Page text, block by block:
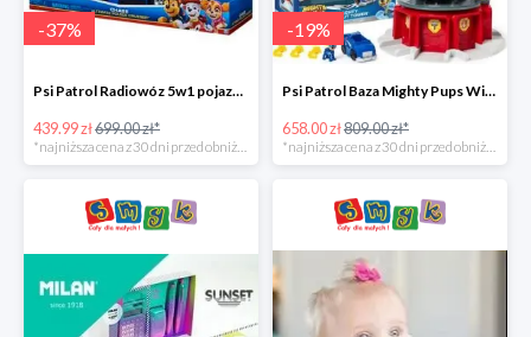
-37%
Psi Patrol Radiowóz 5w1 pojazd ratunkowy z figurką Chase'a -37%
439.99 zł699.00 zł*
-19%
Psi Patrol Baza Mighty Pups Wieża obserwacyjna+pojazd z figurką -19%
658.00 zł809.00 zł*